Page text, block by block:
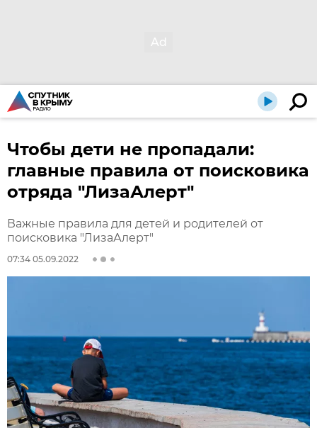
Чтобы дети не пропадали:
главные правила от поисковика
отряда "ЛизаАлерт"
Важные правила для детей и родителей от
поисковика "ЛизаАлерт"
07:34 05.09.2022